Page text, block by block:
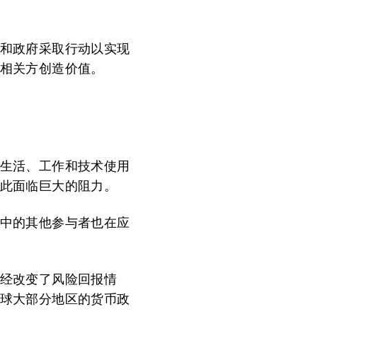
政府采取行动以实现
关方创造价值。
活、工作和技术使用
面临巨大的阻力。
的其他参与者也在应
改变了风险回报情
大部分地区的货币政